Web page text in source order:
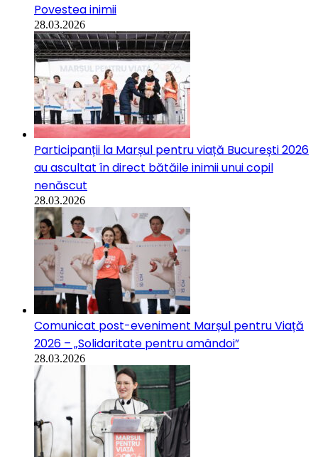
Povestea inimii
28.03.2026
Participanții la Marșul pentru viață București 2026
au ascultat în direct bătăile inimii unui copil
nenăscut
28.03.2026
Comunicat post-eveniment Marșul pentru Viață
2026 – „Solidaritate pentru amândoi”
28.03.2026